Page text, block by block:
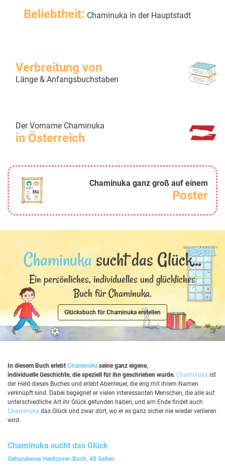
Beliebtheit: Chaminuka in der Hauptstadt
Verbreitung von
Länge & Anfangsbuchstaben
Der Vorname Chaminuka
in Österreich
Chaminuka ganz groß auf einem
Poster
Chaminuka sucht das Glück...
Ein persönliches, individuelles und glückliches
Buch für Chaminuka.
Glücksbuch für Chaminuka erstellen
In diesem Buch erlebt Chaminuka seine ganz eigene,
individuelle Geschichte, die speziell für ihn geschrieben wurde. Chaminuka ist
der Held dieses Buches und erlebt Abenteuer, die eng mit ihrem Namen
verknüpft sind. Dabei begegnet er vielen interessanten Menschen, die alle auf
unterschiedliche Art ihr Glück gefunden haben, und am Ende findet auch
Chaminuka das Glück und zwar dort, wo er es ganz sicher nie wieder verlieren
wird.
Chaminuka sucht das Glück
Gebundenes Hardcover-Buch, 48 Seiten